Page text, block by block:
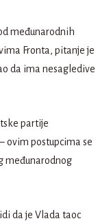
međunarodnih
Fronta, pitanje je
da ima nesagledive
partije
ovim postupcima se
međunarodnog
da je Vlada taoc